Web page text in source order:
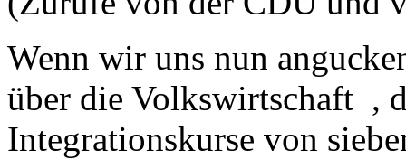
Wenn wir uns nun
über die Volkswirtschaft ,
Integrationskurse von